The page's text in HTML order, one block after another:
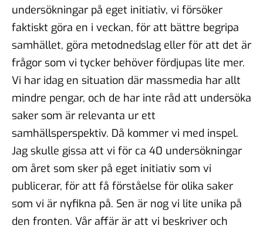
undersökningar på eget initiativ, vi försöker
faktiskt göra en i veckan, för att bättre begripa
samhället, göra metodnedslag eller för att det är
frågor som vi tycker behöver fördjupas lite mer.
Vi har idag en situation där massmedia har allt
mindre pengar, och de har inte råd att undersöka
saker som är relevanta ur ett
samhällsperspektiv. Då kommer vi med inspel.
Jag skulle gissa att vi för ca 40 undersökningar
om året som sker på eget initiativ som vi
publicerar, för att få förståelse för olika saker
som vi är nyfikna på. Sen är nog vi lite unika på
den fronten. Vår affär är att vi beskriver och